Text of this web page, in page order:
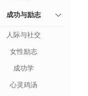
成功与励志
人际与社交
女性励志
成功学
心灵鸡汤